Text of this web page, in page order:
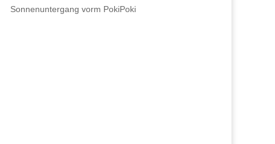
Sonnenuntergang vorm PokiPoki